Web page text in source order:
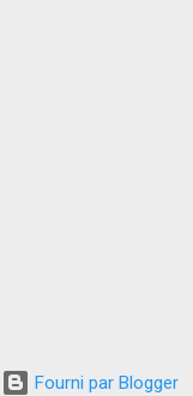
Fourni par Blogger